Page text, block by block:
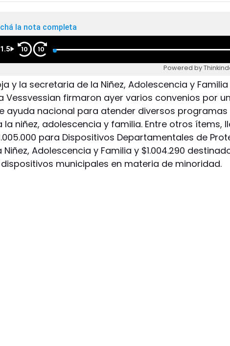
la nota completa
1.5 10 10
Powered by
y la secretaria de la Niñez, Adolescencia y
Vessvessian firmaron ayer varios convenios por
ayuda nacional para atender diversos programas
la niñez, adolescencia y familia. Entre otros ítems,
para Dispositivos Departamentales de
Adolescencia y Familia y $1.004.290
municipales en materia de minoridad.